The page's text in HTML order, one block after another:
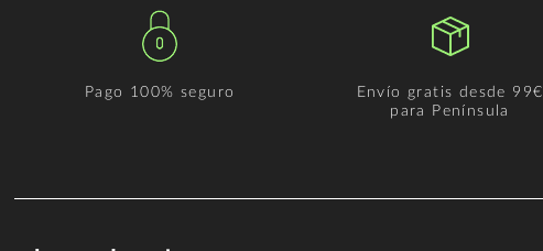
Pago 100% seguro
Envío gratis desde 99€
para Península